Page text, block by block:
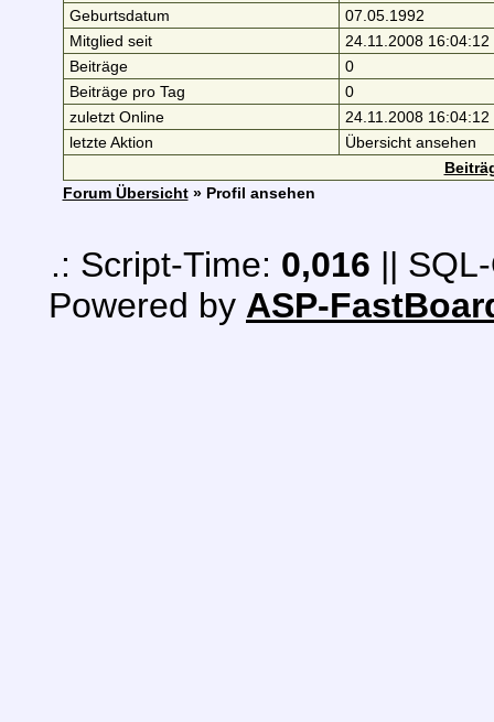
Geburtsdatum
07.05.1992
Mitglied seit
24.11.2008 16:04:12
Beiträge
0
Beiträge pro Tag
0
zuletzt Online
24.11.2008 16:04:12
letzte Aktion
Übersicht ansehen
Forum Übersicht» Profil ansehen
.: Script-Time: 0,016 ||
Powered by ASP-